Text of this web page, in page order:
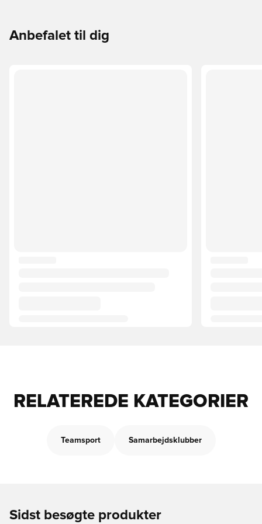
Anbefalet til dig
RELATEREDE KATEGORIER
Teamsport Samarbejdsklubber
Sidst besøgte produkter